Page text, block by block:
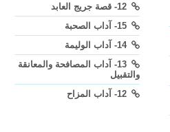
14- آداب الوليمة
13- آداب المصافحة والمعانقة
والتقبيل